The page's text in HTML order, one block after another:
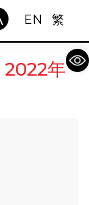
EN 繁
2022年